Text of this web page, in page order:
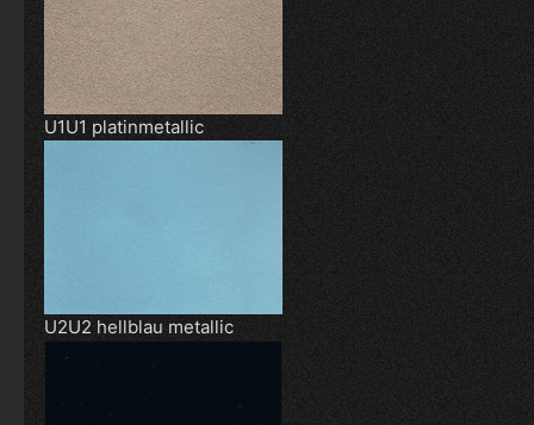
U1U1 platinmetallic
U2U2 hellblau metallic